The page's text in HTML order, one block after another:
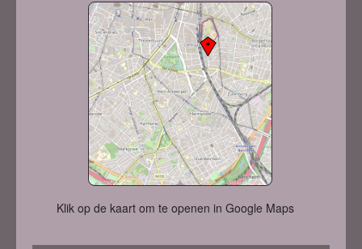
Klik op de kaart om te openen in Google Maps